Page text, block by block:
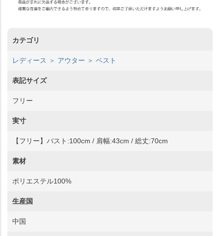
カテゴリ
レディース ＞ アウター ＞ ベスト
表記サイズ
フリー
実寸
【フリー】バスト:100cm / 肩幅:43cm / 総丈:70cm
素材
ポリエステル100%
生産国
中国